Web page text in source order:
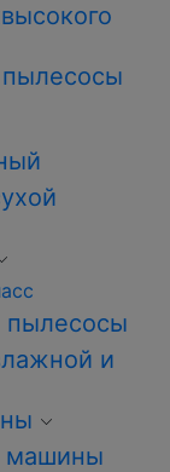
и
машины